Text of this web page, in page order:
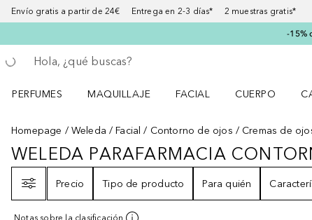
Envío gratis a partir de 24€ Entrega en 2-3 días* 2 muestras gratis*
-15%
Regresar
Ejecutar búsqueda
PERFUMES
MAQUILLAJE
FACIAL
CUERPO
Homepage
Weleda Facial Contorno de ojos Cremas de
WELEDA PARAFARMACIA
WELEDA PARAFARMACIA
Precio
Tipo de producto Para quién
Notas sobre la clasificación